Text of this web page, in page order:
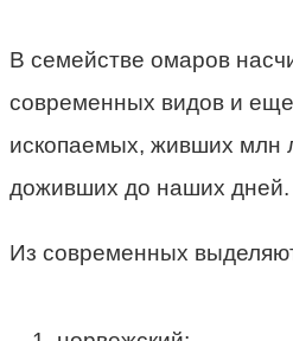
В семействе омаров
современных видов и
ископаемых, живших млн
доживших до наших дней.
Из современных